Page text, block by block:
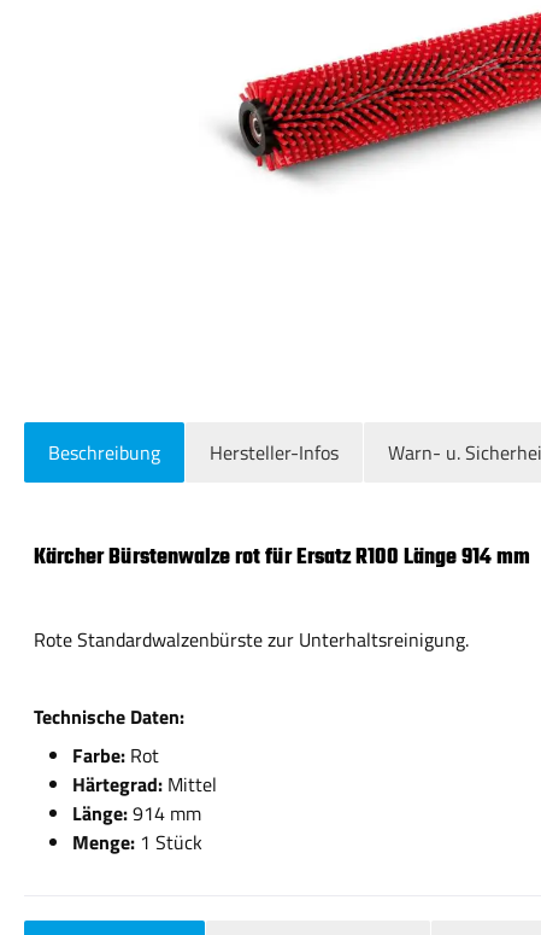
Beschreibung Hersteller-Infos Warn- u.
Kärcher Bürstenwalze rot für Ersatz R100 Länge 914 mm
Rote Standardwalzenbürste zur Unterhaltsreinigung.
Technische Daten:
Farbe: Rot
Härtegrad: Mittel
Länge:914 mm
Menge: 1 Stück